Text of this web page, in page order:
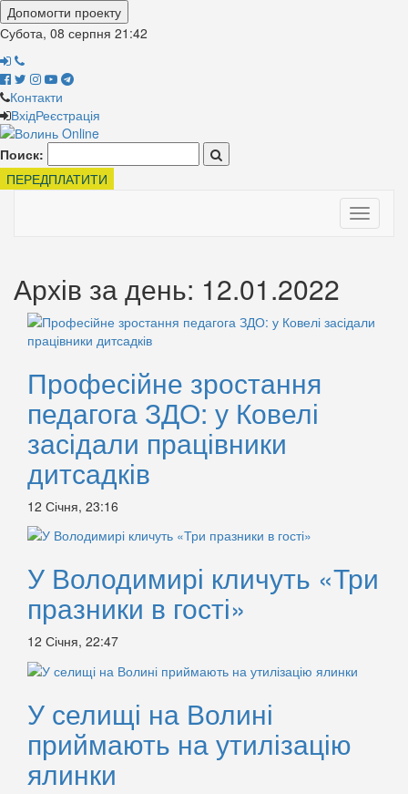
Допомогти проекту
Субота, 08 серпня 21:42
Контакти
ВхідРеєстрація
Поиск:
ПЕРЕДПЛАТИТИ
Toggle
Архів за день: 12.01.2022
Професійне зростання
педагога ЗДО: у Ковелі
засідали працівники
дитсадків
12 Січня, 23:16
У Володимирі кличуть «Три
празники в гості»
12 Січня, 22:47
У селищі на Волині
приймають на утилізацію
ялинки